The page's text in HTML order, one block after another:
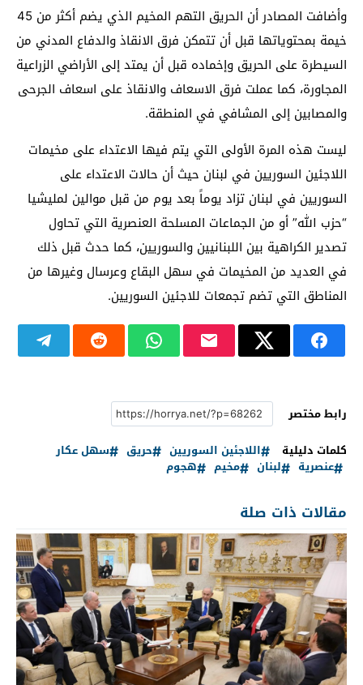
وأضافت المصادر أن الحريق التهم المخيم الذي يضم أكثر من 45
خيمة بمحتوياتها قبل أن تتمكن فرق الانقاذ والدفاع المدني من
السيطرة على الحريق وإخماده قبل أن يمتد إلى الأراضي الزراعية
المجاورة، كما عملت فرق الاسعاف والانقاذ على اسعاف الجرحى
والمصابين إلى المشافي في المنطقة.
ليست هذه المرة الأولى التي يتم فيها الاعتداء على مخيمات
اللاجئين السوريين في لبنان حيث أن حالات الاعتداء على
السوريين في لبنان تزاد يوماً بعد يوم من قبل موالين لمليشيا
“حزب الله” أو من الجماعات المسلحة العنصرية التي تحاول
تصدير الكراهية بين اللبنانيين والسوريين، كما حدث قبل ذلك
في العديد من المخيمات في سهل البقاع وعرسال وغيرها من
المناطق التي تضم تجمعات للاجئين السوريين.
رابط مختصر
كلمات دليلية
اللاجئين السوريين حريق
سهل عكار
عنصرية
لبنان مخيم هجوم
مقالات ذات صلة